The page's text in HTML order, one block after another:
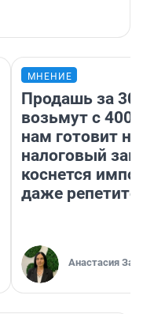
МНЕНИЕ
Продашь за
возьмут с
нам готовит
налоговый
коснется
даже
Анастасия